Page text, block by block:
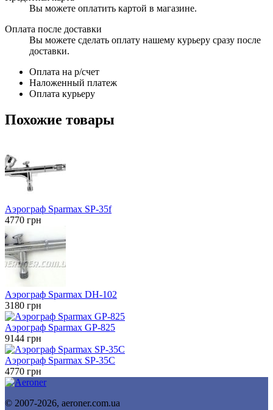
Вы можете оплатить картой в магазине.
Оплата после доставки
Вы можете сделать оплату нашему курьеру сразу после
доставки.
Оплата на р/счет
Наложенный платеж
Оплата курьеру
Похожие товары
Аэрограф Sparmax SP-35f
4770 грн
Аэрограф Sparmax DH-102
3180 грн
Аэрограф Sparmax GP-825
9144 грн
Аэрограф Sparmax SP-35C
4770 грн
© 2007-2026, aeroner.com.ua